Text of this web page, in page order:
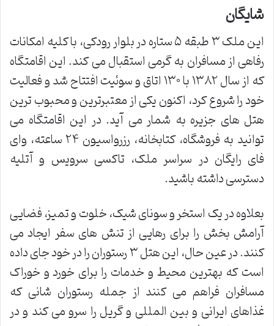
شایگان
این ملک ۳ طبقه ۵ ستاره در بلوار رودکی، با کلیه امکانات
رفاهی از مسافران به گرمی استقبال می کند. این اقامتگاه
که از سال ۱۳۸۲ با ۱۳۰ اتاق و سوئیت افتتاح شد و فعالیت
خود را شروع کرد، اکنون یکی از معتبرترین و محبوب ترین
هتل های جزیره به شمار می آید. در این اقامتگاه می
توانید به فروشگاه، کتابخانه، رزرواسیون ۲۴ ساعته، وای
فای رایگان در سراسر ملک، تاکسی سرویس و آتلیه
دسترسی داشته باشید.
بعلاوه در یک استخر و سونای شیک، خلوت و تمیز، فضایی
آرامش بخش را برای رهایی از تنش های سفر ایجاد می
کنند. در عین حال، این هتل ۳ رستوران را در خود جای داده
است که بهترین محیط و خدمات را برای خورد و خوراک
مسافران فراهم می کنند از جمله رستوران شانی که
غذاهای ایرانی و بین المللی و گریل را سرو می کند و در